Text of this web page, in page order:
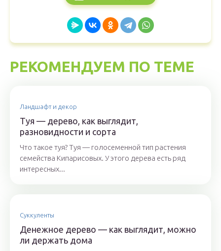
РЕКОМЕНДУЕМ ПО ТЕМЕ
Ландшафт и декор
Туя — дерево, как выглядит,
разновидности и сорта
Что такое туя? Туя — голосеменной тип растения
семейства Кипарисовых. У этого дерева есть ряд
интересных...
Суккуленты
Денежное дерево — как выглядит, можно
ли держать дома